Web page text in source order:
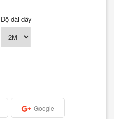
Độ dài dây
Google